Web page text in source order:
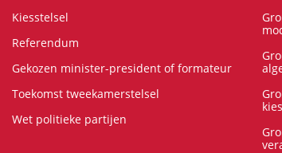
Kiesstelsel
Referendum
Gekozen minister-president of formateur
Toekomst tweekamerstelsel
Wet politieke partijen